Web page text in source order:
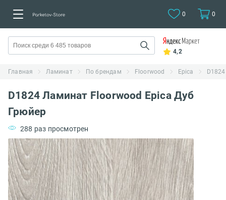
0 0
4,2
Главная Ламинат По брендам Floorwood Epica
D1824 Ламинат Floorwood Epica Дуб
Грюйер
288 раз просмотрен